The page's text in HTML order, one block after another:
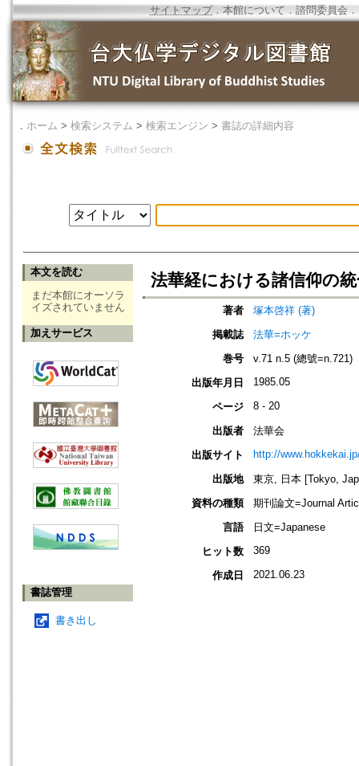
サイトマップ．本館について ． 諮問委員会 ．
． ホーム > 検索システム > 検索エンジン > 書誌の詳細内容
本文を読む
まだ本館にオーソラ
イズされていません
加えサービス
書誌管理
書き出し
法華経における諸信仰の
著者
塚本啓祥 (著)
掲載誌
法華=ホッケ
巻号
v.71 n.5 (總號=n.721)
出版年月日
1985.05
ページ 8 - 20
出版者
法華会
出版サイト
http://
出版地
東京, 日本 [Tokyo,
資料の種類
期刊論文=Journal
言語
日文=Japanese
ヒット数
369
作成日 2021.06.23